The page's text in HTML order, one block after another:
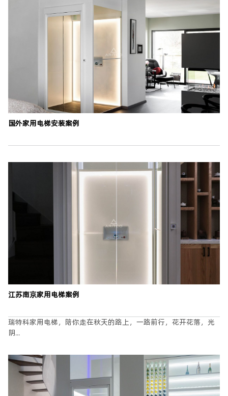
国外家用电梯安装案例
江苏南京家用电梯案例
瑞特科家用电梯，陪你走在秋天的路上，一路前行，花开花落，光
阴...